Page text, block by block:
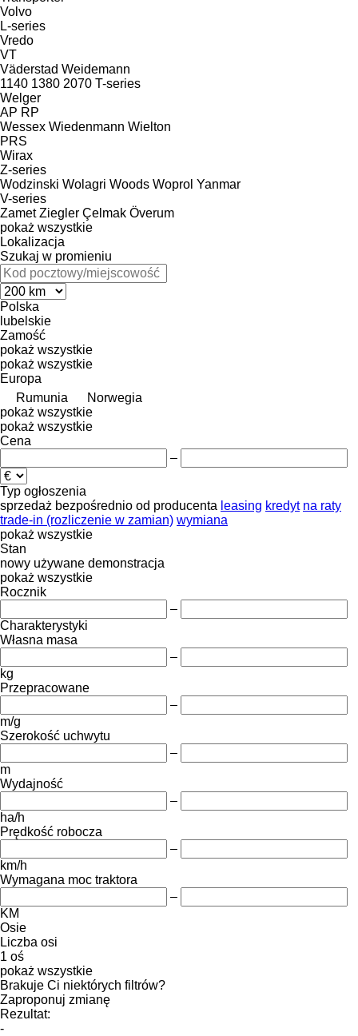
Volvo
L-series
Vredo
VT
Väderstad Weidemann
1140 1380 2070 T-series
Welger
AP RP
Wessex Wiedenmann Wielton
PRS
Wirax
Z-series
Wodzinski Wolagri Woods Woprol Yanmar
V-series
Zamet Ziegler Çelmak Överum
pokaż wszystkie
Lokalizacja
Szukaj w promieniu
Polska
lubelskie
Zamość
pokaż wszystkie
pokaż wszystkie
Europa
Rumunia
Norwegia
pokaż wszystkie
pokaż wszystkie
Cena
–
Typ ogłoszenia
sprzedaż bezpośrednio od producenta leasing kredyt na raty
trade-in (rozliczenie w zamian) wymiana
pokaż wszystkie
Stan
nowy używane demonstracja
pokaż wszystkie
Rocznik
–
Charakterystyki
Własna masa
–
kg
Przepracowane
–
m/g
Szerokość uchwytu
–
m
Wydajność
–
ha/h
Prędkość robocza
–
km/h
Wymagana moc traktora
–
KM
Osie
Liczba osi
1 oś
pokaż wszystkie
Brakuje Ci niektórych filtrów?
Zaproponuj zmianę
Rezultat:
-